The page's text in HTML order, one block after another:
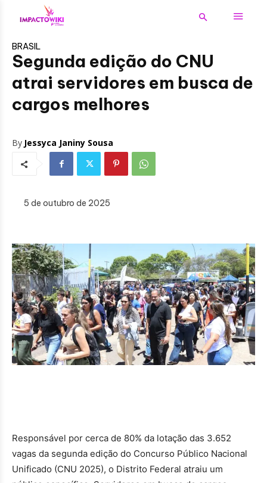
BRASIL
Segunda edição do CNU
atrai servidores em busca de
cargos melhores
By Jessyca Janiny Sousa
5 de outubro de 2025
Responsável por cerca de 80% da lotação das 3.652
vagas da segunda edição do Concurso Público Nacional
Unificado (CNU 2025), o Distrito Federal atraiu um